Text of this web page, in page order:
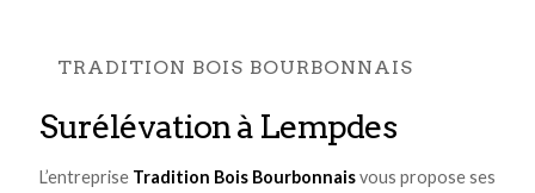
TRADITION BOIS BOURBONNAIS
Surélévation à Lempdes
L’entreprise Tradition Bois Bourbonnaisvous propose ses